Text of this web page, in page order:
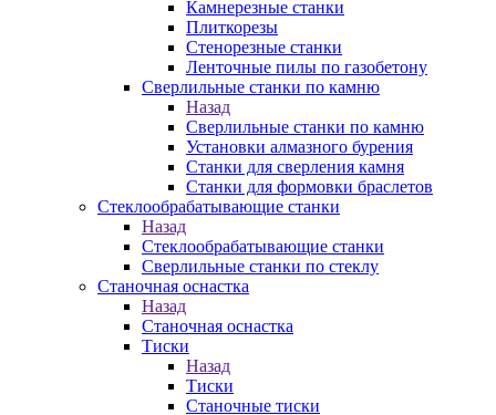
Камнерезные станки
Плиткорезы
Стенорезные станки
Ленточные пилы по газобетону
Сверлильные станки по камню
Назад
Сверлильные станки по камню
Установки алмазного бурения
Станки для сверления камня
Станки для формовки браслетов
Стеклообрабатывающие станки
Назад
Стеклообрабатывающие станки
Сверлильные станки по стеклу
Станочная оснастка
Назад
Станочная оснастка
Тиски
Назад
Тиски
Станочные тиски